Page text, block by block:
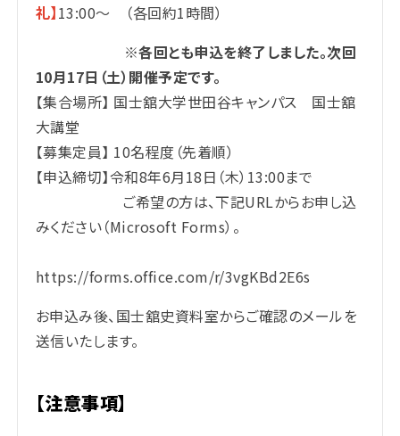
礼】13:00～ （各回約1時間）
※各回とも申込を終了しました。次回
10月17日（土）開催予定です。
【集合場所】 国士舘大学世田谷キャンパス 国士舘
大講堂
【募集定員】 10名程度（先着順）
【申込締切】令和8年6月18日（木）13:00まで
ご希望の方は、下記URLからお申し込
みください（Microsoft Forms）。
https://
お申込み後、国士舘史資料室からご確認のメールを
送信いたします。
【注意事項】